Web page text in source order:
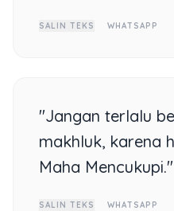
SALIN TEKS WHATSAPP
"Jangan terlalu
makhluk, karena
Maha Mencukupi."
SALIN TEKS WHATSAPP